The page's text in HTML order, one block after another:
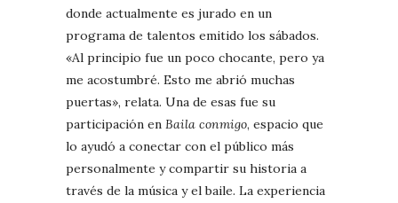
donde actualmente es jurado en un
programa de talentos emitido los sábados.
«Al principio fue un poco chocante, pero ya
me acostumbré. Esto me abrió muchas
puertas», relata. Una de esas fue su
participación en Baila conmigo, espacio que
lo ayudó a conectar con el público más
personalmente y compartir su historia a
través de la música y el baile. La experiencia